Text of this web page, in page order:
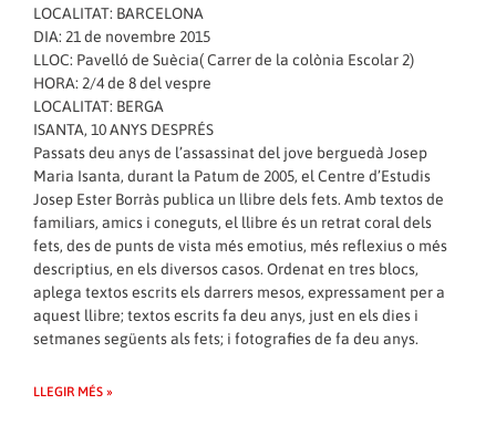
LOCALITAT: BARCELONA
DIA: 21 de novembre 2015
LLOC: Pavelló de Suècia( Carrer de la colònia Escolar 2)
HORA: 2/4 de 8 del vespre
LOCALITAT: BERGA
ISANTA, 10 ANYS DESPRÉS
Passats deu anys de l’assassinat del jove berguedà Josep
Maria Isanta, durant la Patum de 2005, el Centre d’Estudis
Josep Ester Borràs publica un llibre dels fets. Amb textos de
familiars, amics i coneguts, el llibre és un retrat coral dels
fets, des de punts de vista més emotius, més reflexius o més
descriptius, en els diversos casos. Ordenat en tres blocs,
aplega textos escrits els darrers mesos, expressament per a
aquest llibre; textos escrits fa deu anys, just en els dies i
setmanes següents als fets; i fotografies de fa deu anys.
LLEGIR MÉS »